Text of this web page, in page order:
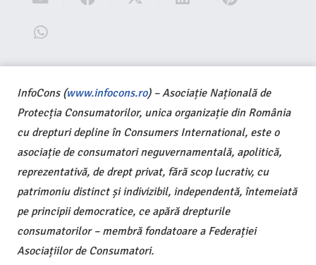
InfoCons (www.infocons.ro) – Asociație Națională de
Protecția Consumatorilor, unica organizație din România
cu drepturi depline în Consumers International, este o
asociație de consumatori neguvernamentală, apolitică,
reprezentativă, de drept privat, fără scop lucrativ, cu
patrimoniu distinct și indivizibil, independentă, întemeiată
pe principii democratice, ce apără drepturile
consumatorilor – membră fondatoare a Federației
Asociațiilor de Consumatori.